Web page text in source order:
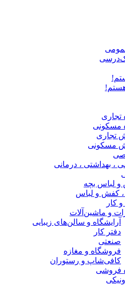
تجاری
مسکونی
تجاری
مسکونی
، بهداشتی ، درمانی
لباس بچه
کفش و لباس
کار
و ماشین‌آلات
آرایشگاه و سالن‌های زیبایی
دفتر کار
صنعتی
فروشگاه و مغازه
کافی‌شاپ و رستوران
فروشی